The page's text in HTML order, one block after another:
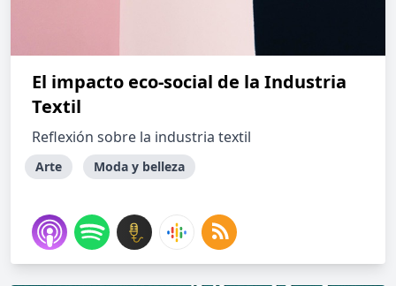
El impacto eco-social de la Industria
Textil
Reflexión sobre la industria textil
Arte Moda y belleza